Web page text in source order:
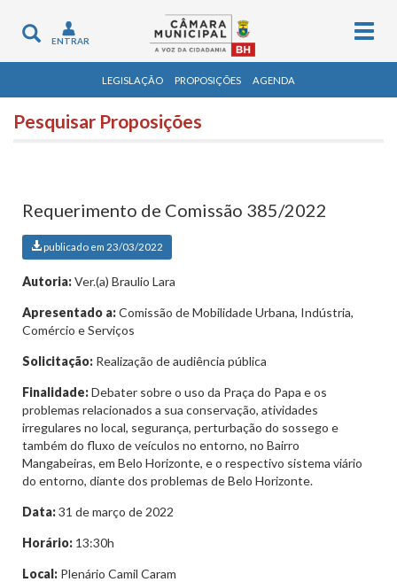
Toggle
navigation
ENTRAR
LEGISLAÇÃO PROPOSIÇÕES AGENDA
Pesquisar Proposições
Requerimento de Comissão 385/2022
publicado em 23/03/2022
Autoria:Ver.(a) Braulio Lara
Apresentado a:Comissão de Mobilidade Urbana, Indústria,
Comércio e Serviços
Solicitação: Realização de audiência pública
Finalidade:Debater sobre o uso da Praça do Papa e os
problemas relacionados a sua conservação, atividades
irregulares no local, segurança, perturbação do sossego e
também do fluxo de veículos no entorno, no Bairro
Mangabeiras, em Belo Horizonte, e o respectivo sistema viário
do entorno, diante dos problemas de Belo Horizonte.
Data:31 de março de 2022
Horário: 13:30h
Local: Plenário Camil Caram